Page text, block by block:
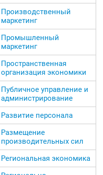
Производственный
маркетинг
Промышленный
маркетинг
Пространственная
организация экономики
Публичное управление и
администрирование
Развитие персонала
Размещение
производительных сил
Региональная экономика